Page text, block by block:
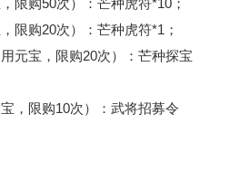
限购50次）：芒种虎符*10；
限购20次）：芒种虎符*1；
元宝，限购20次）：芒种探宝
，限购10次）：武将招募令